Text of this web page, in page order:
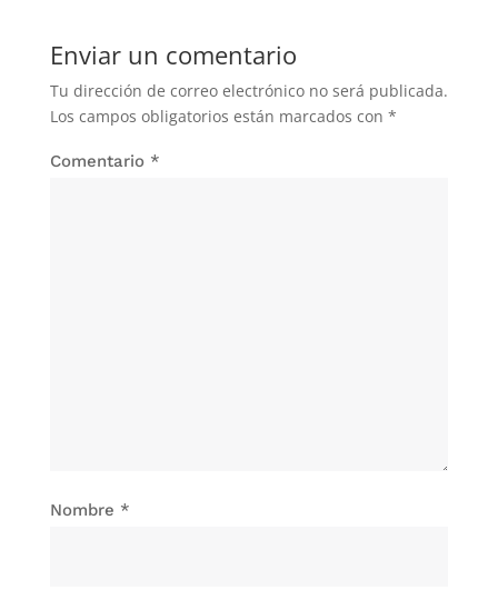
Enviar un comentario
Tu dirección de correo electrónico no será publicada.
Los campos obligatorios están marcados con *
Comentario *
Nombre *